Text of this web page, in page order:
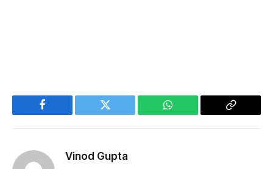
Facebook Twitter WhatsApp
Copy
Vinod Gupta